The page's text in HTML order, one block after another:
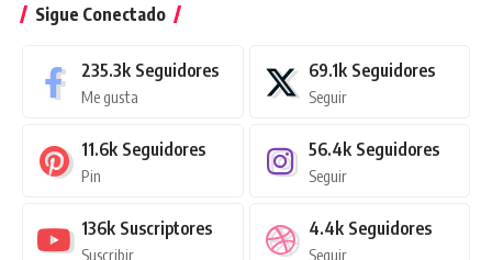
Sigue Conectado
235.3k Seguidores
Me gusta
69.1k Seguidores
Seguir
11.6k Seguidores
Pin
56.4k Seguidores
Seguir
136k Suscriptores
Suscribir
4.4k Seguidores
Seguir